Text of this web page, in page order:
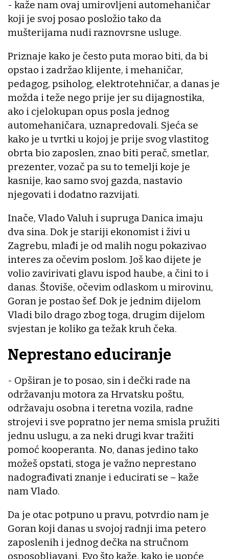
- kaže nam ovaj umirovljeni automehaničar
koji je svoj posao posložio tako da
mušterijama nudi raznovrsne usluge.
Priznaje kako je često puta morao biti, da bi
opstao i zadržao klijente, i mehaničar,
pedagog, psiholog, elektrotehničar, a danas je
možda i teže nego prije jer su dijagnostika,
ako i cjelokupan opus posla jednog
automehaničara, uznapredovali. Sjeća se
kako je u tvrtki u kojoj je prije svog vlastitog
obrta bio zaposlen, znao biti perač, smetlar,
prezenter, vozač pa su to temelji koje je
kasnije, kao samo svoj gazda, nastavio
njegovati i dodatno razvijati.
Inače, Vlado Valuh i supruga Danica imaju
dva sina. Dok je stariji ekonomist i živi u
Zagrebu, mlađi je od malih nogu pokazivao
interes za očevim poslom. Još kao dijete je
volio zavirivati glavu ispod haube, a čini to i
danas. Štoviše, očevim odlaskom u mirovinu,
Goran je postao šef. Dok je jednim dijelom
Vladi bilo drago zbog toga, drugim dijelom
svjestan je koliko ga težak kruh čeka.
Neprestano educiranje
- Opširan je to posao, sin i dečki rade na
održavanju motora za Hrvatsku poštu,
održavaju osobna i teretna vozila, radne
strojevi i sve popratno jer nema smisla pružiti
jednu uslugu, a za neki drugi kvar tražiti
pomoć kooperanta. No, danas jedino tako
možeš opstati, stoga je važno neprestano
nadograđivati znanje i educirati se – kaže
nam Vlado.
Da je otac potpuno u pravu, potvrdio nam je
Goran koji danas u svojoj radnji ima petero
zaposlenih i jednog dečka na stručnom
osposobljavanj. Evo što kaže, kako je uopće